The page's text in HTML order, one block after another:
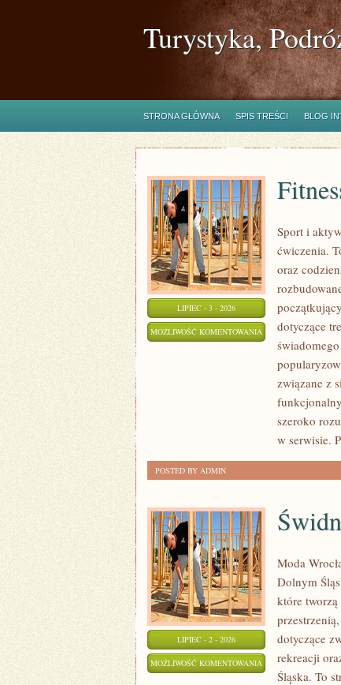
Turystyka,
STRONA GŁÓWNA SPIS TREŚCI BLOG
LIPIEC - 3 - 2026
MOŻLIWOŚĆ KOMENTOWANIA FITNESS
Sport i
ćwiczenia.
oraz
dotyczące
związane z
szeroko
w serwisie.
POSTED BY ADMIN
LIPIEC - 2 - 2026
MOŻLIWOŚĆ KOMENTOWANIA ŚWIDNICA
Moda
Dolnym
które
dotyczące
rekreacji
Śląska. To